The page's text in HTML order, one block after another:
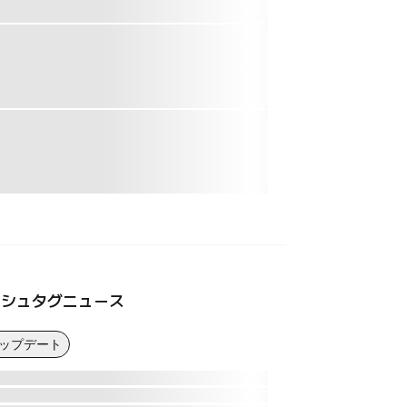
ュタグニュース
プデート